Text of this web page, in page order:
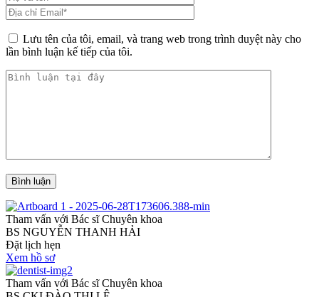
Lưu tên của tôi, email, và trang web trong trình duyệt này cho
lần bình luận kế tiếp của tôi.
Bình luận
Tham vấn với Bác sĩ Chuyên khoa
BS NGUYỄN THANH HẢI
Đặt lịch hẹn
Xem hồ sơ
Tham vấn với Bác sĩ Chuyên khoa